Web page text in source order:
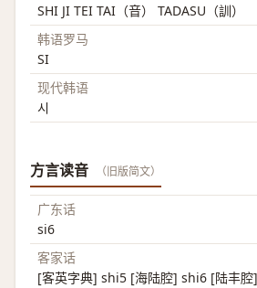
SHI JI TEI TAI（音） TADASU（訓）
韩语罗马
SI
现代韩语
시
方言读音 （旧版简文）
广东话
si6
客家话
[客英字典] shi5 [海陆腔] shi6 [陆丰